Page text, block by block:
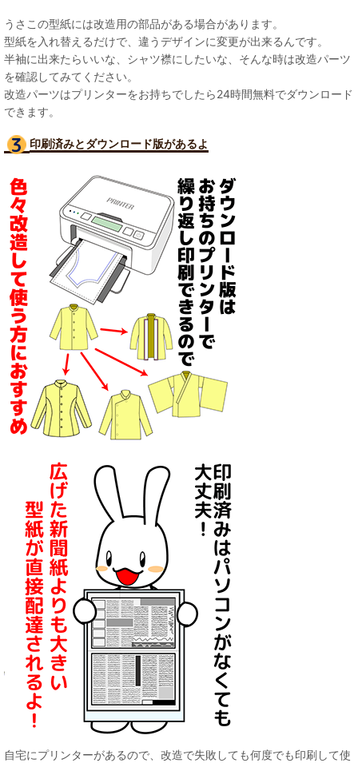
うさこの型紙には改造用の部品がある場合があります。
型紙を入れ替えるだけで、違うデザインに変更が出来るんです。
半袖に出来たらいいな、シャツ襟にしたいな、そんな時は改造パーツ
を確認してみてください。
改造パーツはプリンターをお持ちでしたら24時間無料でダウンロード
できます。
印刷済みとダウンロード版があるよ
自宅にプリンターがあるので、改造で失敗しても何度でも印刷して使